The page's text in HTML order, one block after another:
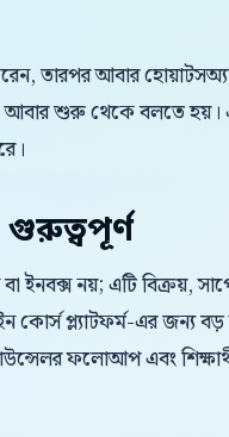
তারপর আবার
আবার শুরু থেকে বলতে
গুরুত্বপূর্ণ
নয়; এটি বিক্রয়,
প্ল্যাটফর্ম-এর জন্য বড়
ফলোআপ এবং